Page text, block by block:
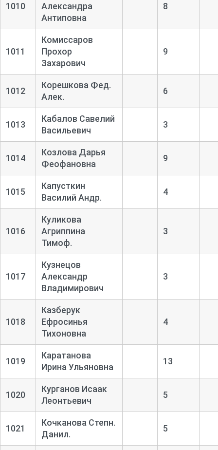
1010
Александра
Антиповна
8
1011
Комиссаров
Прохор
Захарович
9
1012
Корешкова Фед.
Алек.
6
1013
Кабалов Савелий
Васильевич
3
1014
Козлова Дарья
Феофановна
9
1015
Капусткин
Василий Андр.
4
1016
Куликова
Агриппина
Тимоф.
3
1017
Кузнецов
Александр
Владимирович
3
1018
Казберук
Ефросинья
Тихоновна
4
1019
Каратанова
Ирина Ульяновна
13
1020
Курганов Исаак
Леонтьевич
5
1021
Кочканова Степн.
Данил.
5